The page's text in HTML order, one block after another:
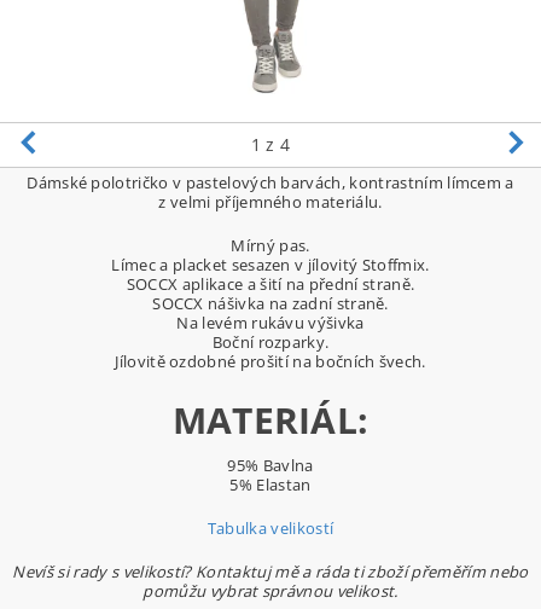
1 z 4
Dámské polotričko v pastelových barvách, kontrastním límcem a
z velmi příjemného materiálu.
Mírný pas.
Límec a placket sesazen v jílovitý Stoffmix.
SOCCX aplikace a šití na přední straně.
SOCCX nášivka na zadní straně.
Na levém rukávu výšivka
Boční rozparky.
Jílovitě ozdobné prošití na bočních švech.
MATERIÁL:
95% Bavlna
5% Elastan
Tabulka velikostí
Nevíš si rady s velikostí? Kontaktuj mě a ráda ti zboží přeměřím nebo
pomůžu vybrat správnou velikost.